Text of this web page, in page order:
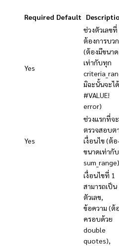
Required Default
Yes
ช่วงตัวเลขที่
ต้องการบวก
(ต้องมีขนาด
เท่ากับทุก
มิฉะนั้นจะได้
#VALUE!
error)
Yes
ช่วงแรกที่จะ
ตรวจสอบต
เงื่อนไข (ต้อ
ขนาดเท่ากับ
sum_range)
เงื่อนไขที่ 1
สามารถเป็น
ตัวเลข,
ข้อความ (ต้
ครอบด้วย
double
quotes),